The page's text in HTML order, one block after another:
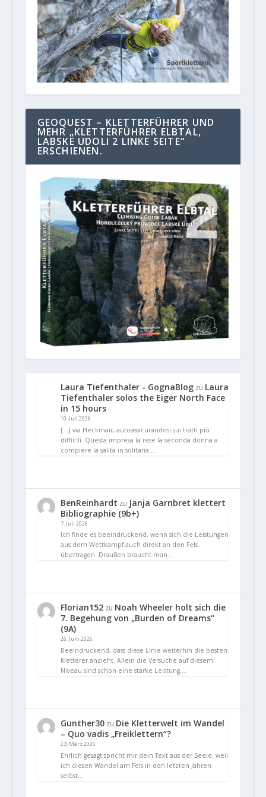
GEOQUEST – KLETTERFÜHRER UND
MEHR „KLETTERFÜHRER ELBTAL,
LABSKE UDOLI 2 LINKE SEITE“
ERSCHIENEN.
Laura Tiefenthaler - GognaBlogzu Laura
Tiefenthaler solos the Eiger North Face
in 15 hours
10. Juli 2026
[…] via Heckmair, autoassicurandosi sui tratti più
difficili. Questa impresa la rese la seconda donna a
compiere la salita in solitaria…
BenReinhardt zu Janja Garnbret klettert
Bibliographie (9b+)
7. Juli 2026
Ich finde es beeindruckend, wenn sich die Leistungen
aus dem Wettkampf auch direkt an den Fels
übertragen. Draußen braucht man…
Florian152zu Noah Wheeler holt sich die
7. Begehung von „Burden of Dreams“
(9A)
26. Juni 2026
Beeindruckend, dass diese Linie weiterhin die besten
Kletterer anzieht. Allein die Versuche auf diesem
Niveau sind schon eine starke Leistung.…
Gunther30zu Die Kletterwelt im Wandel
– Quo vadis „Freiklettern“?
23. März 2026
Ehrlich gesagt spricht mir dein Text aus der Seele, weil
ich diesen Wandel am Fels in den letzten Jahren
selbst…